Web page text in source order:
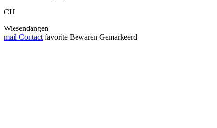
CH
Wiesendangen
mail Contact favorite Bewaren Gemarkeerd